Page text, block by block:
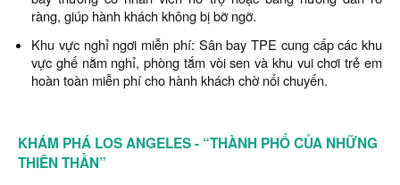
ràng, giúp hành khách không bị bỡ ngỡ.
Khu vực nghỉ ngơi miễn phí: Sân bay TPE cung cấp các khu
vực ghế nằm nghỉ, phòng tắm vòi sen và khu vui chơi trẻ em
hoàn toàn miễn phí cho hành khách chờ nối chuyến.
KHÁM PHÁ LOS ANGELES - “THÀNH PHỐ CỦA NHỮNG
THIÊN THẦN”